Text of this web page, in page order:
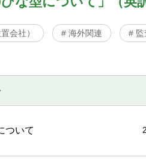
会社） # 海外関連 # 監
ついて